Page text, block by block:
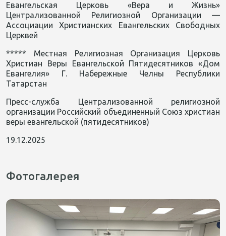
Евангельская Церковь «Вера и Жизнь»
Централизованной Религиозной Организации —
Ассоциации Христианских Евангельских Свободных
Церквей
***** Местная Религиозная Организация Церковь
Христиан Веры Евангельской Пятидесятников «Дом
Евангелия» Г. Набережные Челны Республики
Татарстан
Пресс-служба Централизованной религиозной
организации Российский объединенный Союз христиан
веры евангельской (пятидесятников)
19.12.2025
Фотогалерея